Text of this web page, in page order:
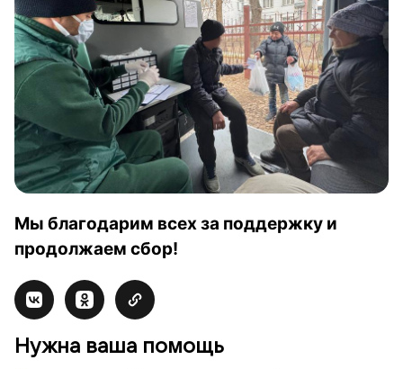
Мы благодарим всех за поддержку и
продолжаем сбор!
Нужна ваша помощь